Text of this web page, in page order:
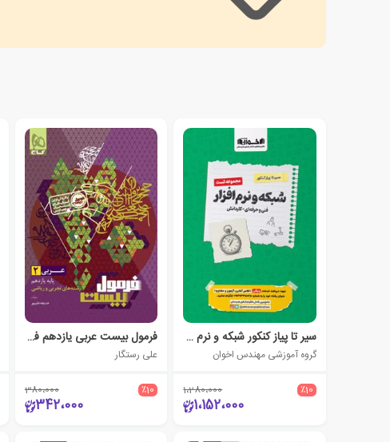
سیر تا پیاز کنکور شبکه و نرم افزار فنی حرفه ای و کار و دانش
گروه آموزشی مهندس اخوان
٪10 1،280،000
1،152،000
فرمول بیست عربی یازدهم فنی و حرفه ای
علی رستگار
٪10 380،000
342،000